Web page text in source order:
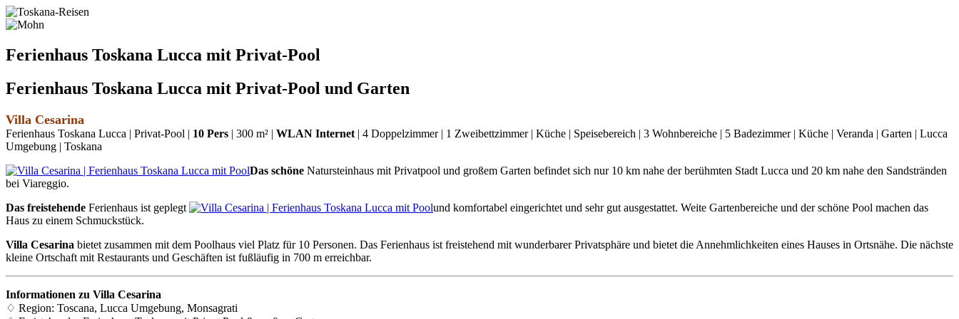
Ferienhaus Toskana Lucca mit Privat-Pool
Ferienhaus Toskana Lucca mit Privat-Pool und Garten
Villa Cesarina
Ferienhaus Toskana Lucca | Privat-Pool | 10 Pers | 300 m² | WLAN Internet | 4 Doppelzimmer | 1 Zweibettzimmer | Küche | Speisebereich | 3 Wohnbereiche | 5 Badezimmer | Küche | Veranda | Garten | Lucca
Umgebung | Toskana
Das schöne Natursteinhaus mit Privatpool und großem Garten befindet sich nur 10 km nahe der berühmten Stadt Lucca und 20 km nahe den Sandstränden
bei Viareggio.
Das freistehende Ferienhaus ist geplegt
und komfortabel eingerichtet und sehr gut ausgestattet. Weite Gartenbereiche und der schöne Pool machen das
Haus zu einem Schmuckstück.
Villa Cesarina bietet zusammen mit dem Poolhaus viel Platz für 10 Personen. Das Ferienhaus ist freistehend mit wunderbarer Privatsphäre und bietet die Annehmlichkeiten eines Hauses in Ortsnähe. Die nächste
kleine Ortschaft mit Restaurants und Geschäften ist fußläufig in 700 m erreichbar.
Informationen zu Villa Cesarina
♢ Region: Toscana, Lucca Umgebung, Monsagrati